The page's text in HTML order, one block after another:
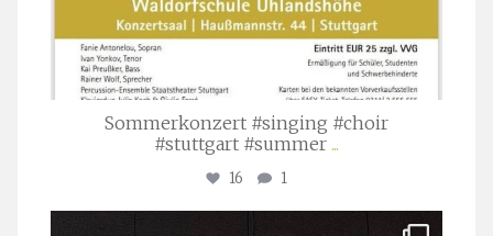
Sommerkonzert #singing #choir
#stuttgart #summer ...
16 1